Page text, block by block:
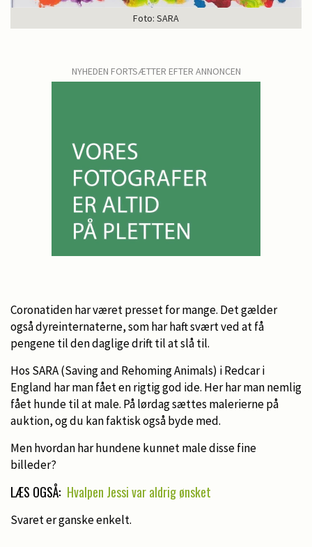
Foto: SARA
NYHEDEN FORTSÆTTER EFTER ANNONCEN
Coronatiden har været presset for mange. Det gælder
også dyreinternaterne, som har haft svært ved at få
pengene til den daglige drift til at slå til.
Hos SARA (Saving and Rehoming Animals) i Redcar i
England har man fået en rigtig god ide. Her har man nemlig
fået hunde til at male. På lørdag sættes malerierne på
auktion, og du kan faktisk også byde med.
Men hvordan har hundene kunnet male disse fine
billeder?
LÆS OGSÅ: Hvalpen Jessi var aldrig ønsket
Svaret er ganske enkelt.